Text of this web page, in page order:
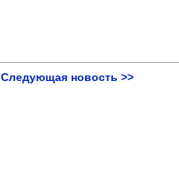
Следующая новость >>